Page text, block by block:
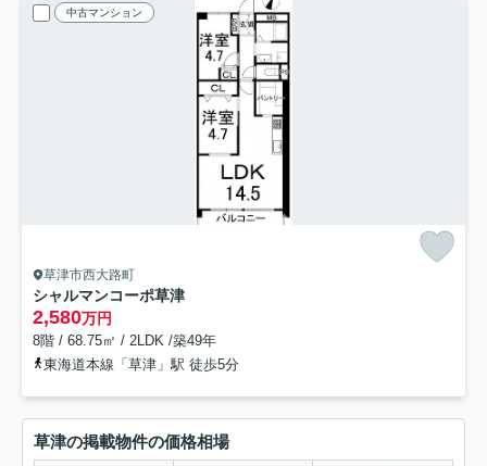
中古マンション
草津市西大路町
シャルマンコーポ草津
2,580万円
8階 / 68.75㎡ / 2LDK /築49年
東海道本線「草津」駅 徒歩5分
草津の掲載物件の価格相場